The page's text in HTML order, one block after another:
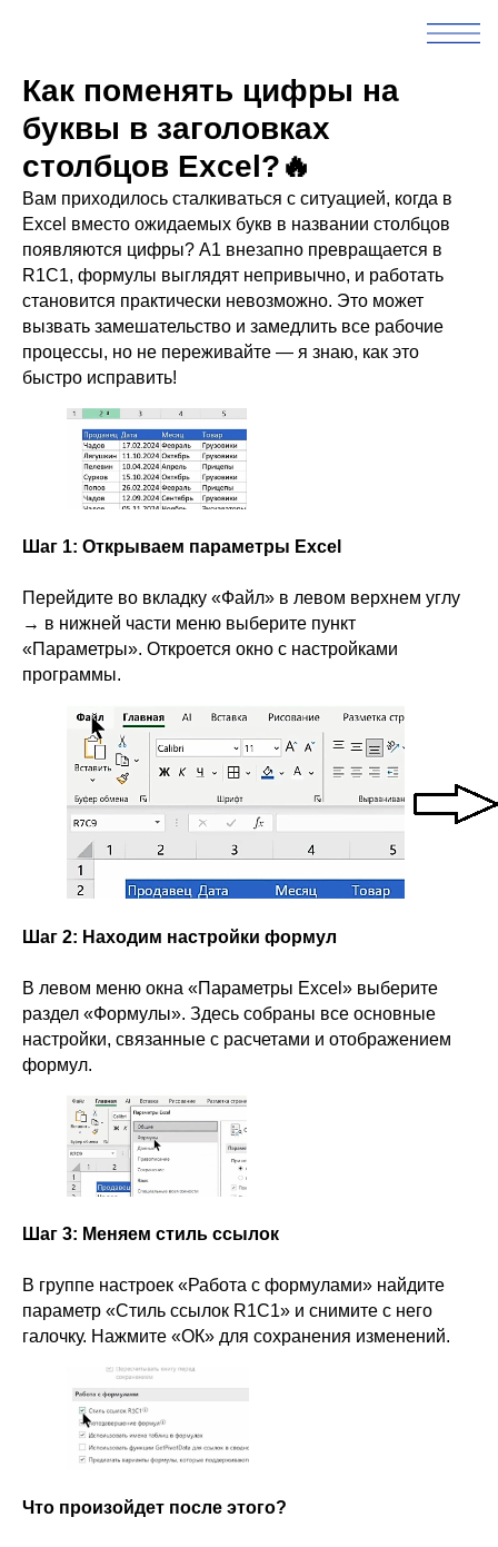
Как поменять цифры на
буквы в заголовках
столбцов Excel?🔥
Вам приходилось сталкиваться с ситуацией, когда в
Excel вместо ожидаемых букв в названии столбцов
появляются цифры? A1 внезапно превращается в
R1C1, формулы выглядят непривычно, и работать
становится практически невозможно. Это может
вызвать замешательство и замедлить все рабочие
процессы, но не переживайте — я знаю, как это
быстро исправить!
Шаг 1: Открываем параметры Excel
Перейдите во вкладку «Файл» в левом верхнем углу
→ в нижней части меню выберите пункт
«Параметры». Откроется окно с настройками
программы.
Шаг 2: Находим настройки формул
В левом меню окна «Параметры Excel» выберите
раздел «Формулы». Здесь собраны все основные
настройки, связанные с расчетами и отображением
формул.
Шаг 3: Меняем стиль ссылок
В группе настроек «Работа с формулами» найдите
параметр «Стиль ссылок R1C1» и снимите с него
галочку. Нажмите «ОК» для сохранения изменений.
Что произойдет после этого?